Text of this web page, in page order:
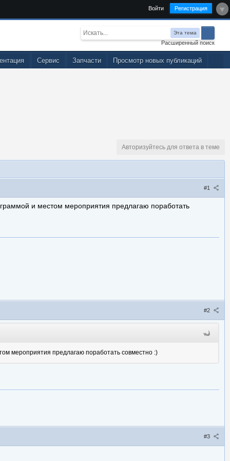
Войти Регистрация
Эта тема
Расширенный поиск
Просмотр новых публикаций
Запчасти
Сервис
Авторизуйтесь для ответа в теме
#1
и местом мероприятия предлагаю поработать
#2
мероприятия предлагаю поработать совместно :)
#3